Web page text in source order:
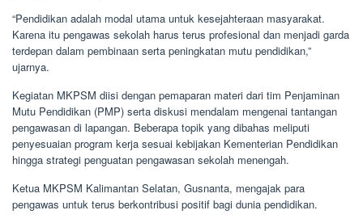
“Pendidikan adalah modal utama untuk kesejahteraan masyarakat.
Karena itu pengawas sekolah harus terus profesional dan menjadi garda
terdepan dalam pembinaan serta peningkatan mutu pendidikan,”
ujarnya.
Kegiatan MKPSM diisi dengan pemaparan materi dari tim Penjaminan
Mutu Pendidikan (PMP) serta diskusi mendalam mengenai tantangan
pengawasan di lapangan. Beberapa topik yang dibahas meliputi
penyesuaian program kerja sesuai kebijakan Kementerian Pendidikan
hingga strategi penguatan pengawasan sekolah menengah.
Ketua MKPSM Kalimantan Selatan, Gusnanta, mengajak para
pengawas untuk terus berkontribusi positif bagi dunia pendidikan.